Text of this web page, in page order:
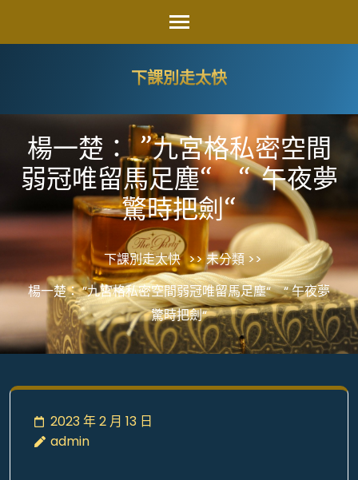
下課別走太快
楊一楚： ”九宮格私密空間
弱冠唯留馬足塵“ “ 午夜夢
驚時把劍“
下課別走太快 >> 未分類 >>
楊一楚： ”九宮格私密空間弱冠唯留馬足塵“ “ 午夜夢
驚時把劍“
2023 年 2 月 13 日
admin